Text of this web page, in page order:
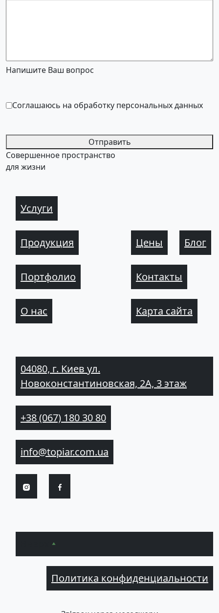
Напишите Ваш вопрос
Соглашаюсь на обработку персональных данных
Отправить
Совершенное пространство
для жизни
Услуги
Продукция
Портфолио
О нас
Цены Блог
Контакты
Карта сайта
04080, г. Киев ул.
Новоконстантиновская, 2А, 3 этаж
+38 (067) 180 30 80
info@topiar.com.ua
Политика конфиденциальности